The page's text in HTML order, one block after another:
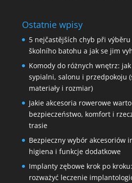
Ostatnie wpisy
5 nejčastějších chyb při
školního batohu a jak se jim
Komody do różnych wnętrz:
sypialni, salonu i przedpokoju
materiały i rozmiar)
Jakie akcesoria rowerowe
bezpieczeństwo, komfort i
trasie
Bezpieczny wybór akcesoriów
higiena i funkcje dodatkowe
Implanty zębowe krok po
rozważyć leczenie